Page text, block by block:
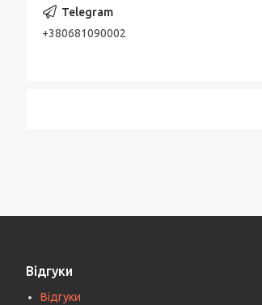
+380681090002
Відгуки
Відгуки